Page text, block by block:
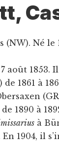
Né le
août 1853.
1861 à
1890 à
à
1904, il